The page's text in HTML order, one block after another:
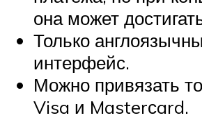
она может
Только
интерфейс.
Можно привязать
Visa и Masterсard.